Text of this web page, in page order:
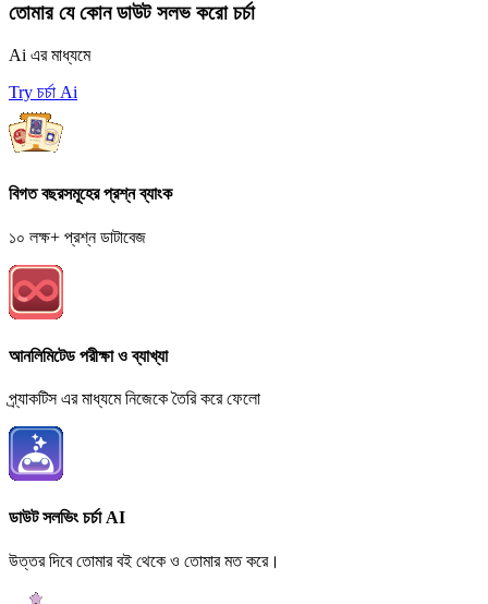
তোমার যে কোন ডাউট সলভ করো চর্চা
Ai এর মাধ্যমে
Try চর্চা Ai
বিগত বছরসমূহের প্রশ্ন ব্যাংক
১০ লক্ষ+ প্রশ্ন ডাটাবেজ
আনলিমিটেড পরীক্ষা ও ব্যাখ্যা
প্র্যাকটিস এর মাধ্যমে নিজেকে তৈরি করে ফেলো
ডাউট সলভিং চর্চা AI
উত্তর দিবে তোমার বই থেকে ও তোমার মত করে।